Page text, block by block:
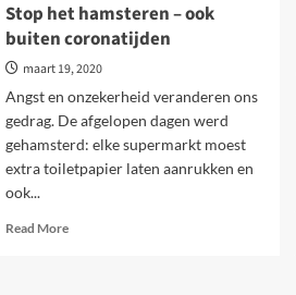
Stop het hamsteren – ook
buiten coronatijden
maart 19, 2020
Angst en onzekerheid veranderen ons
gedrag. De afgelopen dagen werd
gehamsterd: elke supermarkt moest
extra toiletpapier laten aanrukken en
ook...
Read MoreRead